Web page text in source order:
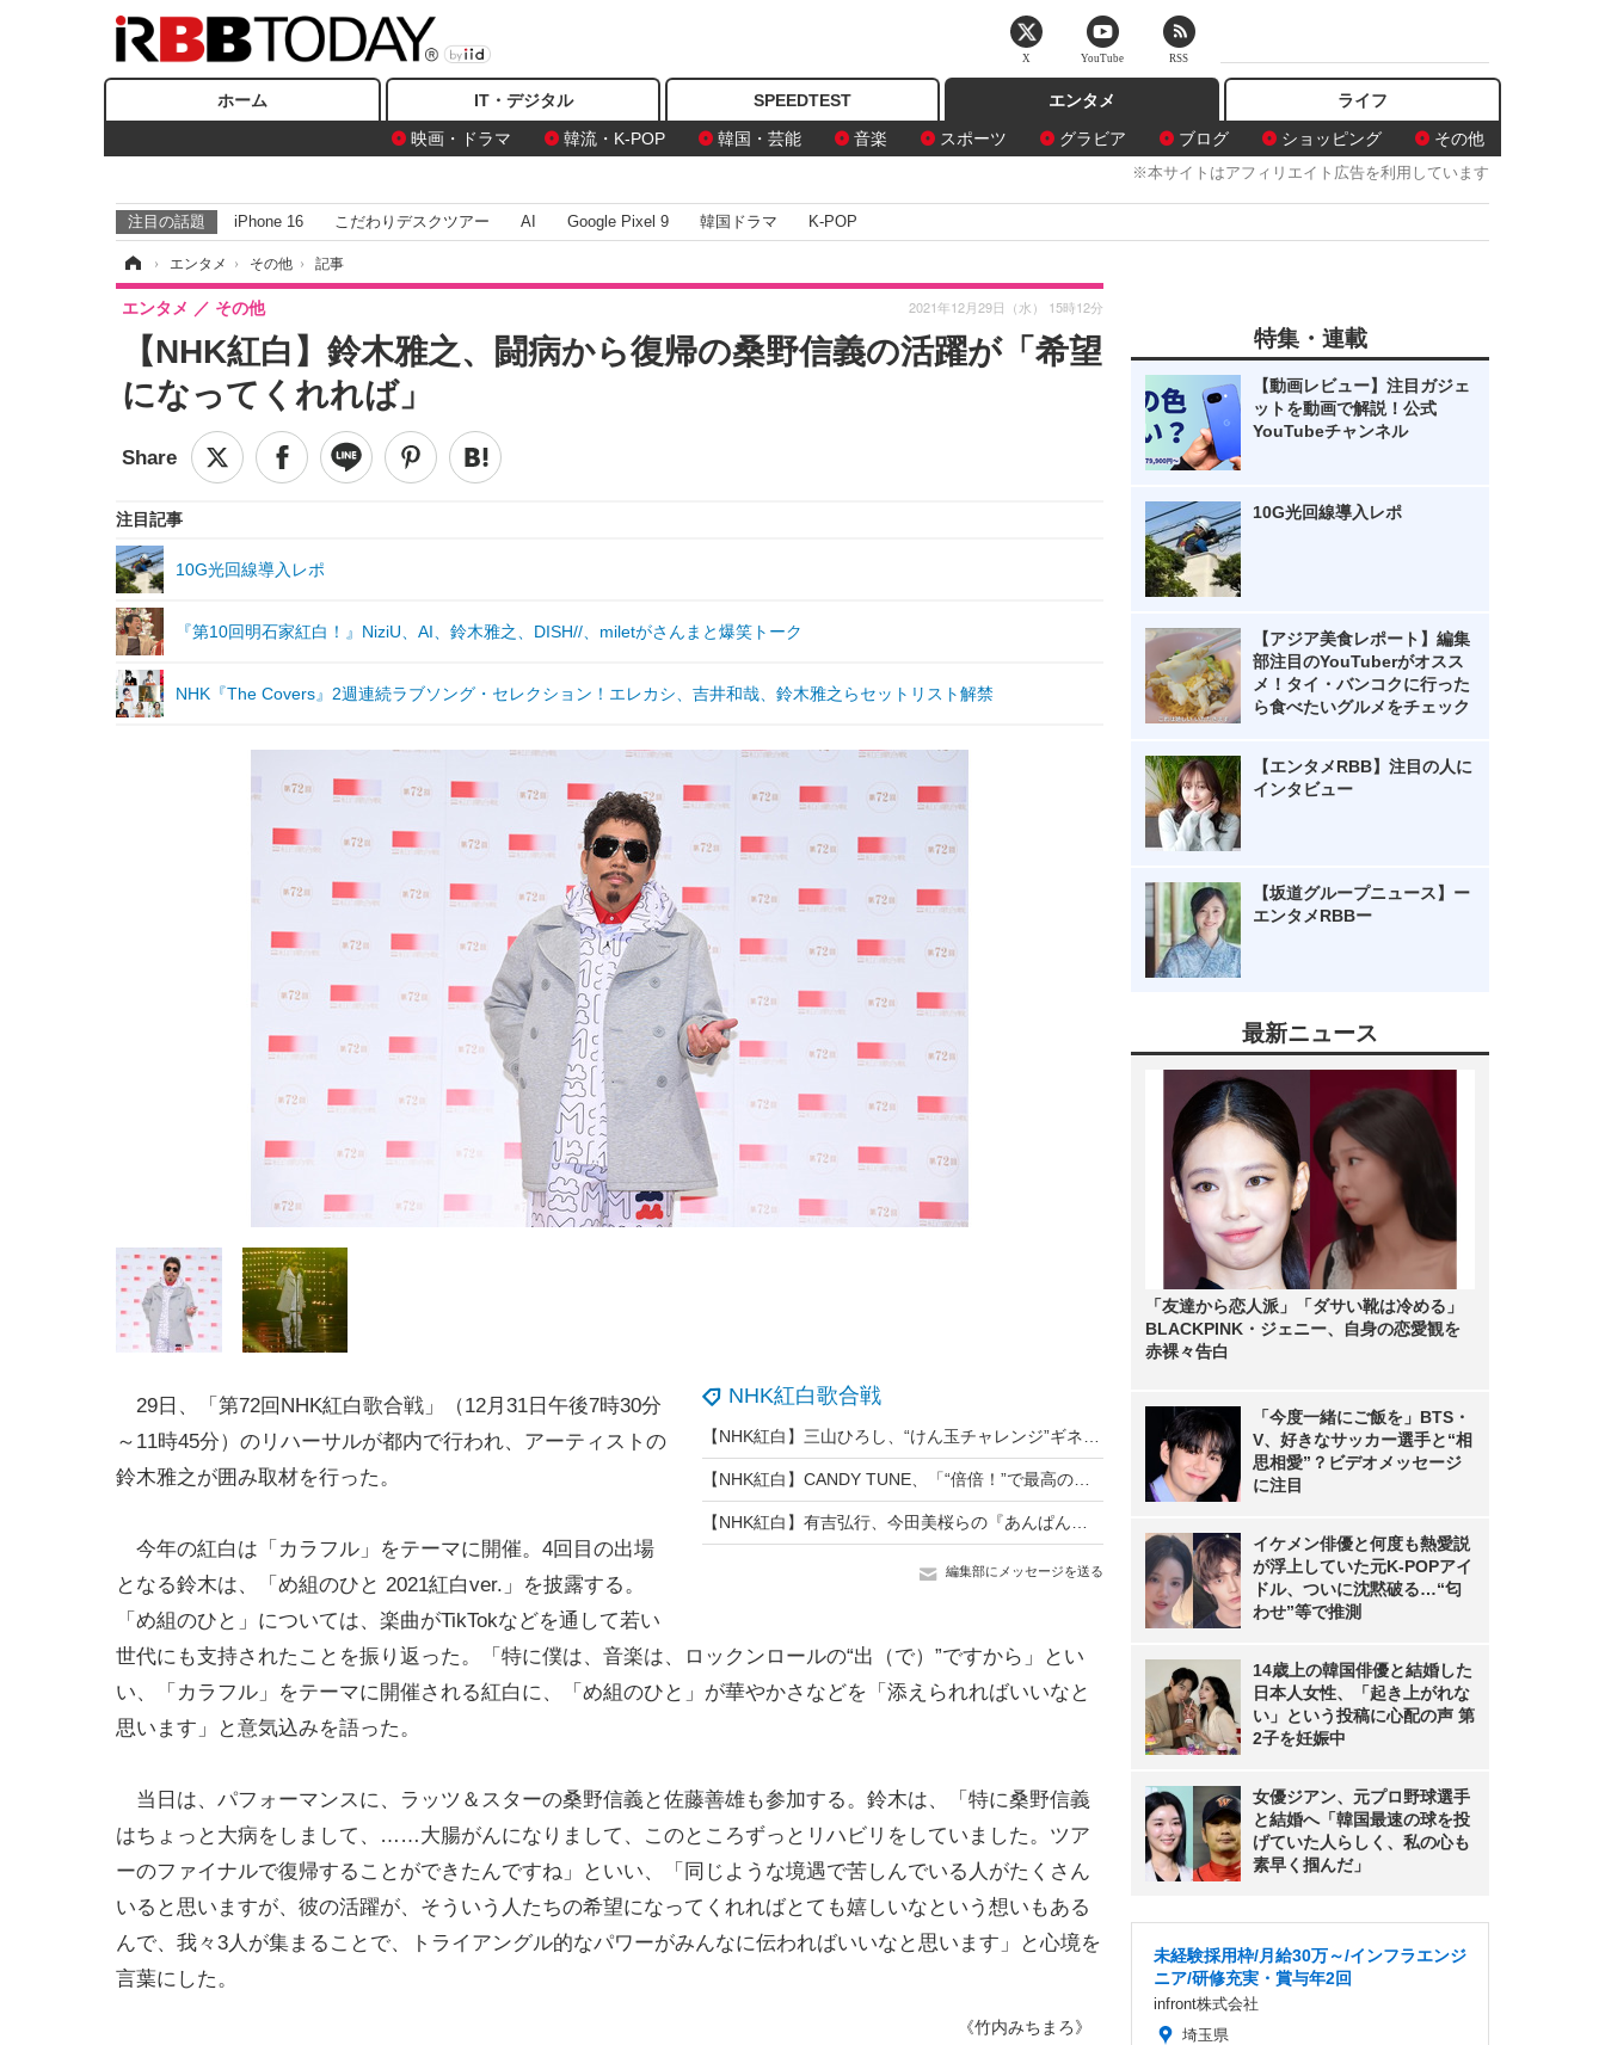
ホーム IT・デジタル SPEEDTEST
エンタメ
映画・ドラマ
韓流・K-POP 韓国・芸能 音楽 スポーツ グラビア ブログ ショッピング その他
ライフ
※本サイトはアフィリエイト広告を利用しています
注目の話題 iPhone 16 こだわりデスクツアー AI Google Pixel 9 韓国ドラマ K-POP
› エンタメ › その他 › 記事
【NHK紅白】鈴木雅之、闘病から復帰の桑野信義の活躍が「希望
になってくれれば」
エンタメ その他 2021年12月29日（水） 15時12分
注目記事
10G光回線導入レポ
『第10回明石家紅白！』NiziU、AI、鈴木雅之、DISH//、miletがさんまと爆笑トーク
NHK『The Covers』2週連続ラブソング・セレクション！エレカシ、吉井和哉、鈴木雅之らセットリスト解禁
NHK紅白歌合戦
編集部にメッセージを送る
29日、「第72回NHK紅白歌合戦」（12月31日午後7時30分
～11時45分）のリハーサルが都内で行われ、アーティストの
鈴木雅之が囲み取材を行った。
今年の紅白は「カラフル」をテーマに開催。4回目の出場
となる鈴木は、「め組のひと 2021紅白ver.」を披露する。
「め組のひと」については、楽曲がTikTokなどを通して若い
世代にも支持されたことを振り返った。「特に僕は、音楽は、ロックンロールの“出（で）”ですから」とい
い、「カラフル」をテーマに開催される紅白に、「め組のひと」が華やかさなどを「添えられればいいなと
思います」と意気込みを語った。
当日は、パフォーマンスに、ラッツ＆スターの桑野信義と佐藤善雄も参加する。鈴木は、「特に桑野信義
はちょっと大病をしまして、……大腸がんになりまして、このところずっとリハビリをしていました。ツア
ーのファイナルで復帰することができたんですね」といい、「同じような境遇で苦しんでいる人がたくさん
いると思いますが、彼の活躍が、そういう人たちの希望になってくれればとても嬉しいなという想いもある
んで、我々3人が集まることで、トライアングル的なパワーがみんなに伝わればいいなと思います」と心境を
言葉にした。
《竹内みちまろ》
特集・連載
【動画レビュー】注目ガジェ
ットを動画で解説！公式
YouTubeチャンネル
10G光回線導入レポ
【アジア美食レポート】編集
部注目のYouTuberがオスス
メ！タイ・バンコクに行った
ら食べたいグルメをチェック
【エンタメRBB】注目の人に
インタビュー
【坂道グループニュース】ー
エンタメRBBー
最新ニュース
「友達から恋人派」「ダサい靴は冷める」
BLACKPINK・ジェニー、自身の恋愛観を
赤裸々告白
「今度一緒にご飯を」BTS・
V、好きなサッカー選手と“相
思相愛”？ビデオメッセージ
に注目
イケメン俳優と何度も熱愛説
が浮上していた元K-POPアイ
ドル、ついに沈黙破る…“匂
わせ”等で推測
14歳上の韓国俳優と結婚した
日本人女性、「起き上がれな
い」という投稿に心配の声 第
2子を妊娠中
女優ジアン、元プロ野球選手
と結婚へ「韓国最速の球を投
げていた人らしく、私の心も
素早く掴んだ」
未経験採用枠/月給30万～/インフラエンジ
ニア/研修充実・賞与年2回
infront株式会社
埼玉県
X YouTube RSS